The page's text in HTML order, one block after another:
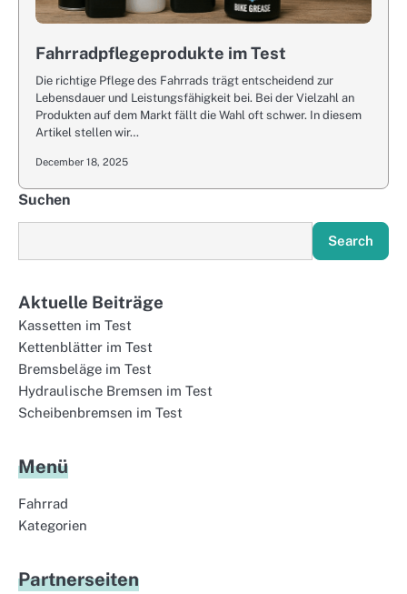
Fahrradpflegeprodukte im Test
Die richtige Pflege des Fahrrads trägt entscheidend zur
Lebensdauer und Leistungsfähigkeit bei. Bei der Vielzahl an
Produkten auf dem Markt fällt die Wahl oft schwer. In diesem
Artikel stellen wir…
December 18, 2025
Suchen
Search
Aktuelle Beiträge
Kassetten im Test
Kettenblätter im Test
Bremsbeläge im Test
Hydraulische Bremsen im Test
Scheibenbremsen im Test
Menü
Fahrrad
Kategorien
Partnerseiten